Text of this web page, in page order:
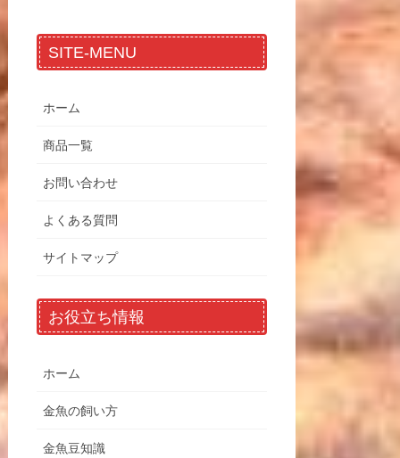
SITE-MENU
ホーム
商品一覧
お問い合わせ
よくある質問
サイトマップ
お役立ち情報
ホーム
金魚の飼い方
金魚豆知識